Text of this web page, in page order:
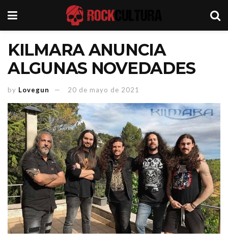
KILMARA ANUNCIA
ALGUNAS NOVEDADES
by Lovegun 20 de mayo de 2021